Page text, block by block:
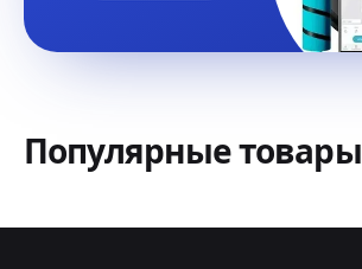
Популярные товары